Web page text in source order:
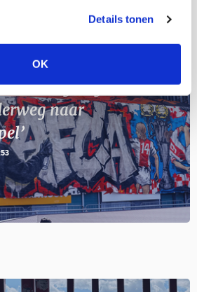
Details tonen
OK
uit: geregisseerde
naar